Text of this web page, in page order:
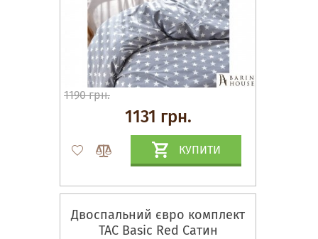
1190 грн.
1131 грн.
КУПИТИ
Двоспальний євро комплект
TAC Basic Red Сатин